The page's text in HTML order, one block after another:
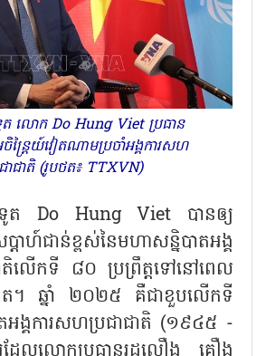
ទូត លោក Do Hung Viet ប្រធាន
ន្ត្រៃយ៍វៀតណាមប្រចាំអង្គការសហ
ាជាតិ (រូបថត៖ TTXVN)
ត Do Hung Viet បានឲ្យ
ាន់ខ្ពស់នៃមហាសន្និបាតអង្គ
តិលើកទី ៨០ ប្រព្រឹត្តទៅនៅពេល
ត។ ឆ្នាំ ២០២៥ គឺជាខួបលើកទី
តអង្គការសហប្រជាជាតិ (១៩៤៥ -